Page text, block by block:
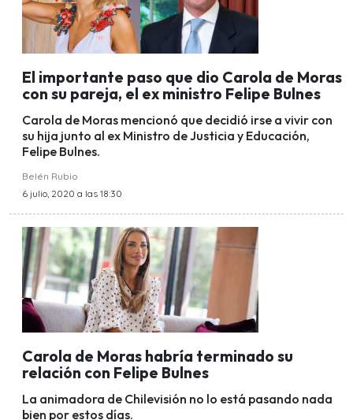
El importante paso que dio Carola de Moras
con su pareja, el ex ministro Felipe Bulnes
Carola de Moras mencionó que decidió irse a vivir con
su hija junto al ex Ministro de Justicia y Educación,
Felipe Bulnes.
Belén Rubio
6 julio, 2020 a las 18:30
Carola de Moras habría terminado su
relación con Felipe Bulnes
La animadora de Chilevisión no lo está pasando nada
bien por estos días.